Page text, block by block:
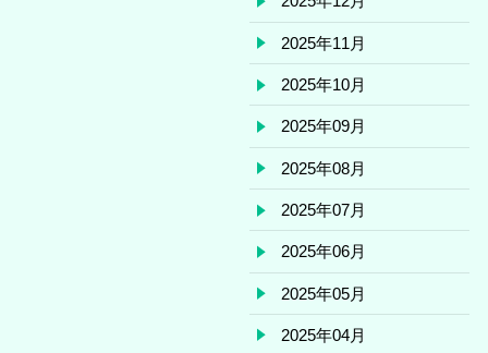
2025年11月
2025年10月
2025年09月
2025年08月
2025年07月
2025年06月
2025年05月
2025年04月